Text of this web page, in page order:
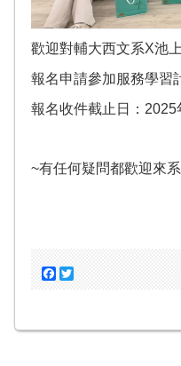
歡迎對輔大西文系X池
報名申請參加服務學習
報名收件截止日：
~有任何疑問都歡迎來
Facebook